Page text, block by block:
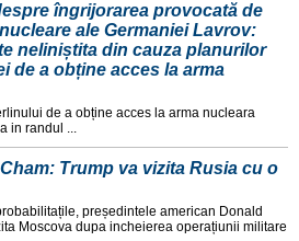
îngrijorarea provocată de
ale Germaniei Lavrov:
neliniștita din cauza planurilor
de a obține acces la arma
de a obține acces la arma nucleara
in randul ...
Trump va vizita Rusia cu o
președintele american Donald
Moscova dupa incheierea operațiunii militare